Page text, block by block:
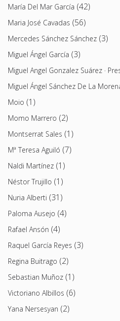
María Del Mar García (42)
Maria José Cavadas (56)
Mercedes Sánchez Sánchez (3)
Miguel Ángel García (3)
Miguel Angel Gonzalez Suárez ·
Miguel Ángel Sánchez De La
Moio (1)
Momo Marrero (2)
Montserrat Sales (1)
Mª Teresa Aguiló (7)
Naldi Martínez (1)
Néstor Trujillo (1)
Nuria Alberti (31)
Paloma Ausejo (4)
Rafael Ansón (4)
Raquel García Reyes (3)
Regina Buitrago (2)
Sebastian Muñoz (1)
Victoriano Albillos (6)
Yana Nersesyan (2)